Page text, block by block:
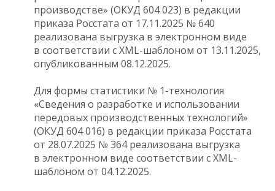
производстве» (ОКУД 604 023) в редакции
приказа Росстата от 17.11.2025 № 640
реализована выгрузка в электронном виде
в соответствии с XML-шаблоном от 13.11.2025,
опубликованным 08.12.2025.
Для формы статистики № 1-технология
«Сведения о разработке и использовании
передовых производственных технологий»
(ОКУД 604 016) в редакции приказа Росстата
от 28.07.2025 № 364 реализована выгрузка
в электронном виде соответствии с XML-
шаблоном от 04.12.2025.